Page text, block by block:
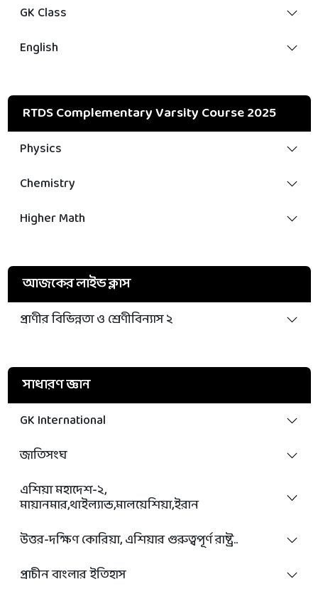
GK Class
English
RTDS Complementary Varsity Course 2025
Physics
Chemistry
Higher Math
আজকের লাইভ ক্লাস
প্রাণীর বিভিন্নতা ও শ্রেণীবিন্যাস ২
সাধারণ জ্ঞান
GK International
জাতিসংঘ
এশিয়া মহাদেশ-২,
মায়ানমার,থাইল্যান্ড,মালয়েশিয়া,ইরান
উত্তর-দক্ষিণ কোরিয়া, এশিয়ার গুরুত্বপূর্ণ রাষ্ট্র..
প্রাচীন বাংলার ইতিহাস